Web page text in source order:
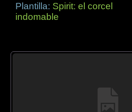
Plantilla: Spirit: el corcel
indomable